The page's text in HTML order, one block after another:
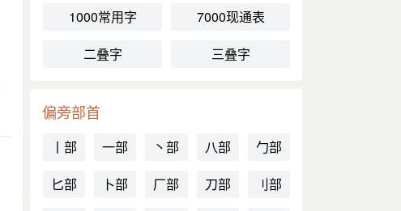
1000常用字
7000现通表
二叠字
三叠字
偏旁部首
丨部 一部 丶部 八部
勹部
匕部
卜部 厂部 刀部
刂部